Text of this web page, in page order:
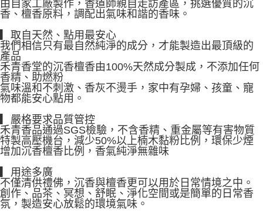
由自家工廠製作，香道師親自走訪產區，挑選優質的沉
香、檀香原料，調配出氣味和諧的香味。
▎取自天然、點用最安心
我們相信只有最自然純淨的成分，才能製造出最頂級的
產品
禾青香堂的沉香檀香由100%天然成分製成，不添加任何
香精、助燃粉
氣味溫和不刺激、香灰不燙手，家中有孕婦、孩童、寵
物都能安心點用。
▎嚴格要求品質管控
禾青香品通過SGS檢驗，不含香精、重金屬等有害物質
特製高壓機台，減少50%以上楠木黏粉比例，環保少煙
增加沉香檀香比例，香氣純淨無雜味
▎用途多廣
不僅清供禮佛，沉香與檀香更可以用於日常情境之中。
創作、品茶、冥想、舒眠、淨化空間或是簡單的日常香
氛，製造安心放鬆的環境氣味。